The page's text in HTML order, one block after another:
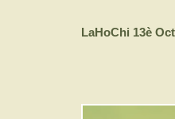
LaHoChi 13è